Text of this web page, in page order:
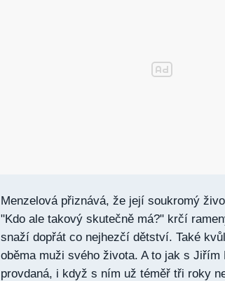
Menzelová přiznává, že její soukromý
"Kdo ale takový skutečně má?" krčí
snaží dopřát co nejhezčí dětství. Také
oběma muži svého života. A to jak s
provdaná, i když s ním už téměř tři roky